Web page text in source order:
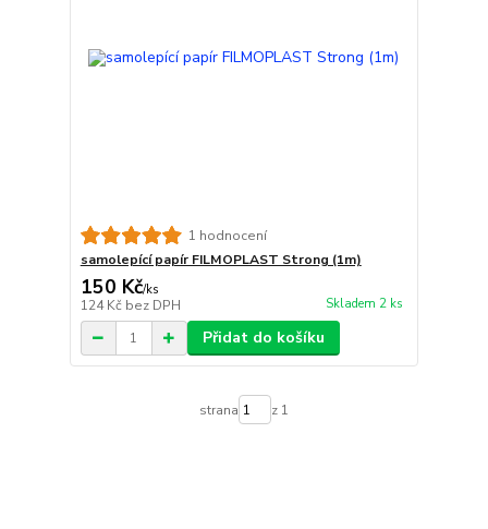
1 hodnocení
samolepící papír FILMOPLAST Strong (1m)
150 Kč/ks
124 Kč bez DPH Skladem 2 ks
Přidat do košíku
strana z 1